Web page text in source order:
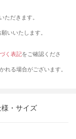
ただきます。
いいたします。
く表記をご確認くださ
れる場合がございます。
様・サイズ